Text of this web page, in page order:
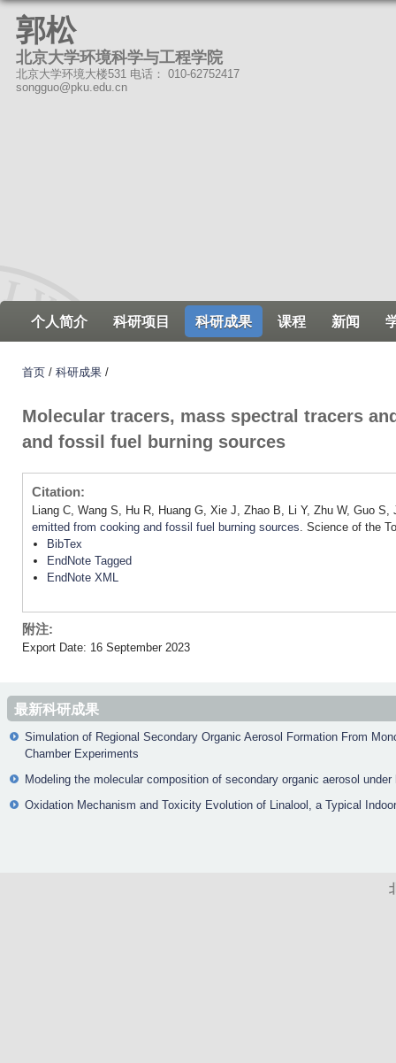
郭松
北京大学环境科学与工程学院
北京大学环境大楼531 电话： 010-62752417
songguo@pku.edu.cn
个人简介 科研项目 科研成果 课程 新闻
首页 / 科研成果 /
Molecular tracers, mass spectral tracers
and fossil fuel burning sources
Citation:
Liang C, Wang S, Hu R, Huang G, Xie J, Zhao B, Li Y, Zhu W, Guo
emitted from cooking and fossil fuel burning sources . Science of the
BibTex
EndNote Tagged
EndNote XML
附注:
Export Date: 16 September 2023
最新科研成果
Simulation of Regional Secondary Organic Aerosol Formation From
Chamber Experiments
Modeling the molecular composition of secondary organic aerosol
Oxidation Mechanism and Toxicity Evolution of Linalool, a Typical